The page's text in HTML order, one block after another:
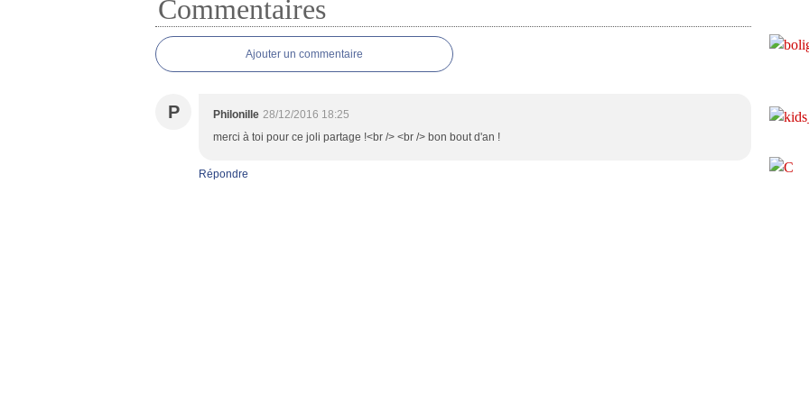
Commentaires
Ajouter un commentaire
P Philonille 28/12/2016 18:25
merci à toi pour ce joli partage !<br /> <br /> bon bout d'an !
Répondre